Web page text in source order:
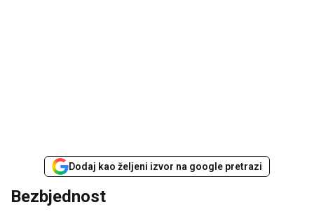
Dodaj kao željeni izvor na google pretrazi
Bezbjednost